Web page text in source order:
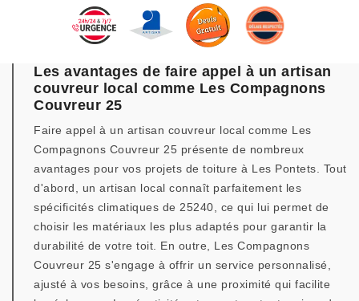
Les avantages de faire appel à un artisan
couvreur local comme Les Compagnons
Couvreur 25
Faire appel à un artisan couvreur local comme Les
Compagnons Couvreur 25 présente de nombreux
avantages pour vos projets de toiture à Les Pontets. Tout
d'abord, un artisan local connaît parfaitement les
spécificités climatiques de 25240, ce qui lui permet de
choisir les matériaux les plus adaptés pour garantir la
durabilité de votre toit. En outre, Les Compagnons
Couvreur 25 s'engage à offrir un service personnalisé,
ajusté à vos besoins, grâce à une proximité qui facilite